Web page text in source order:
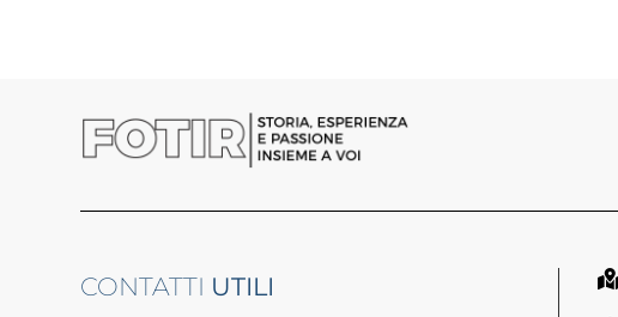
CONTATTI UTILI